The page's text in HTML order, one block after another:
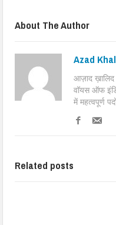
About The Author
Azad
आज़ाद ख़ालिद
वॉयस ऑफ
में महत्वपूर्ण
Related posts